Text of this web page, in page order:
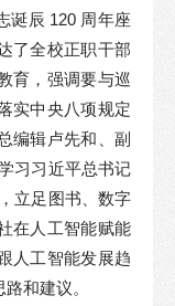
诞辰 120 周年座
了全校正职干部
育，强调要与巡
实中央八项规定
编辑卢先和、副
习习近平总书记
立足图书、数字
在人工智能赋能
人工智能发展趋
和建议。